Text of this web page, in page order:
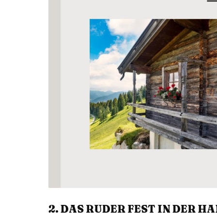
2. DAS RUDER FEST IN DER